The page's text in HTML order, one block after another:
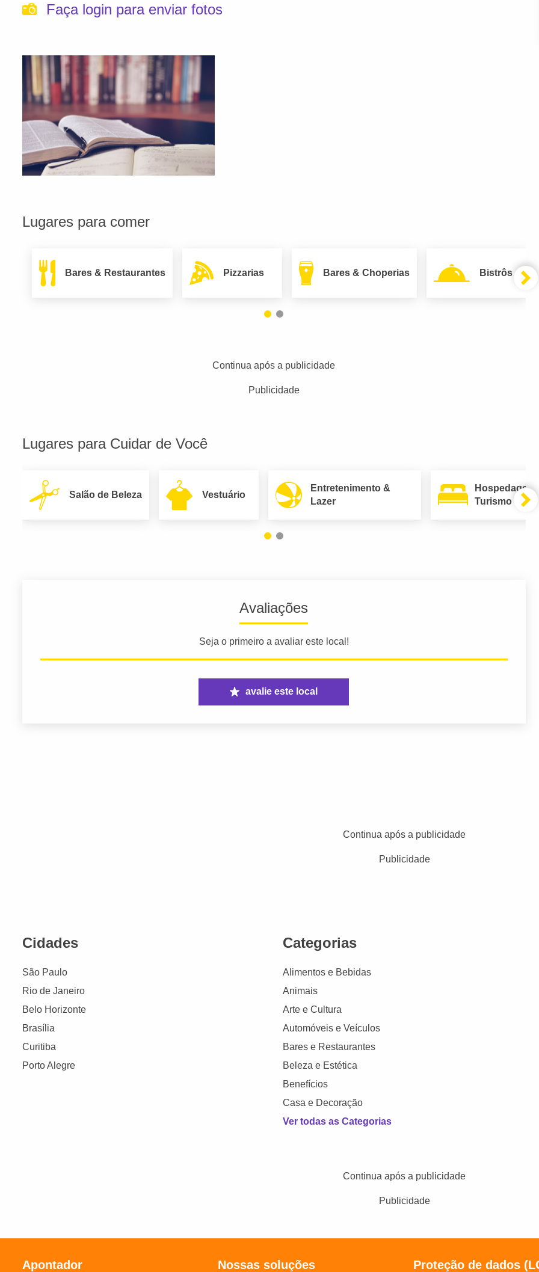
Faça login para enviar fotos
Lugares para comer
Bares & Restaurantes Pizzarias Bares & Choperias Bistrôs
Continua após a publicidade
Publicidade
Lugares para Cuidar de Você
Salão de Beleza Vestuário
Entretenimento &
Lazer
Hospedagem
Turismo
Avaliações
Seja o primeiro a avaliar este local!
avalie este local
Continua após a publicidade
Publicidade
Cidades
São Paulo
Rio de Janeiro
Belo Horizonte
Brasília
Curitiba
Porto Alegre
Categorias
Alimentos e Bebidas
Animais
Arte e Cultura
Automóveis e Veículos
Bares e Restaurantes
Beleza e Estética
Benefícios
Casa e Decoração
Ver todas as Categorias
Continua após a publicidade
Publicidade
Apontador Nossas soluções Proteção de dados